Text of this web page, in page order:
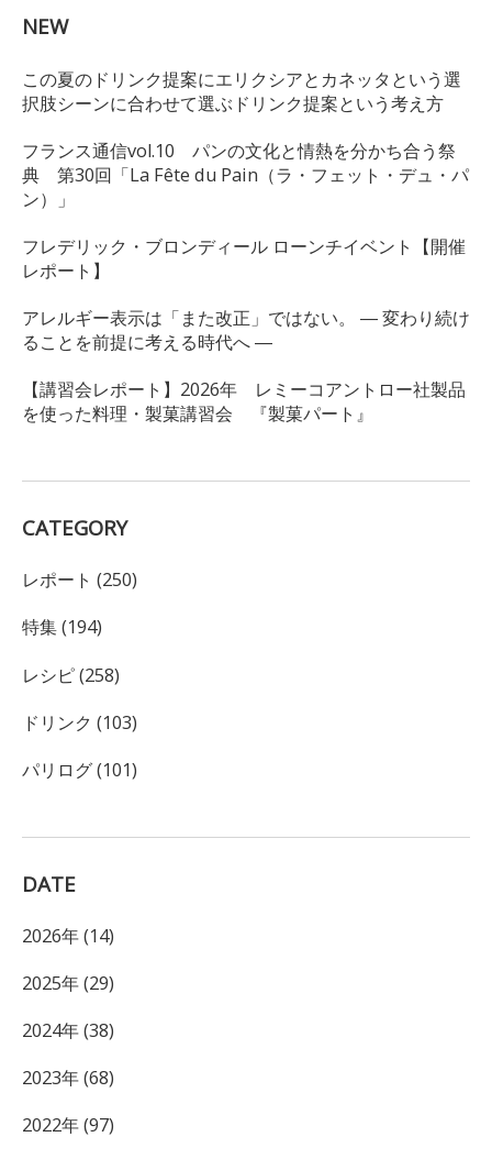
NEW
この夏のドリンク提案にエリクシアとカネッタという選
択肢シーンに合わせて選ぶドリンク提案という考え方
フランス通信vol.10 パンの文化と情熱を分かち合う祭
典 第30回「La Fête du Pain（ラ・フェット・デュ・パ
ン）」
フレデリック・ブロンディール ローンチイベント【開催
レポート】
アレルギー表示は「また改正」ではない。 ― 変わり続け
ることを前提に考える時代へ ―
【講習会レポート】2026年 レミーコアントロー社製品
を使った料理・製菓講習会 『製菓パート』
CATEGORY
レポート (250)
特集 (194)
レシピ (258)
ドリンク (103)
パリログ (101)
DATE
2026年 (14)
2025年 (29)
2024年 (38)
2023年 (68)
2022年 (97)